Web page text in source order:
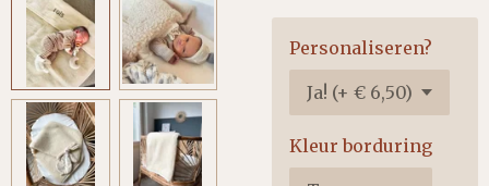
Personaliseren?
Kleur borduring